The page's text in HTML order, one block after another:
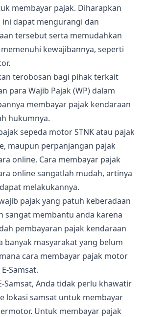
membayar pajak. Diharapkan
dapat mengurangi dan
tersebut serta memudahkan
kewajibannya, seperti
terobosan bagi pihak terkait
para Wajib Pajak (WP) dalam
membayar pajak kendaraan
hukumnya.
sepeda motor STNK atau pajak
maupun perpanjangan pajak
online. Cara membayar pajak
online sangatlah mudah, artinya
melakukannya.
pajak yang patuh keberadaan
sangat membantu anda karena
pembayaran pajak kendaraan
masyarakat yang belum
cara membayar pajak motor
Samsat.
Samsat, Anda tidak perlu khawatir
lokasi samsat untuk membayar
Untuk membayar pajak